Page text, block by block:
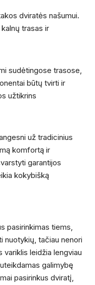
dviratės našumui.
trasas ir
sudėtingose trasose,
būtų tvirti ir
užtikrins
už tradicinius
komfortą ir
garantijos
kokybišką
pasirinkimas tiems,
nuotykių, tačiau nenori
variklis leidžia lengviau
galimybę
pasirinkus dviratį,